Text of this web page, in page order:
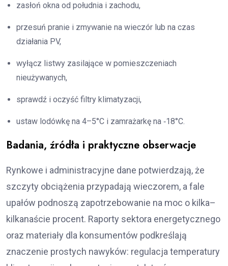
zasłoń okna od południa i zachodu,
przesuń pranie i zmywanie na wieczór lub na czas
działania PV,
wyłącz listwy zasilające w pomieszczeniach
nieużywanych,
sprawdź i oczyść filtry klimatyzacji,
ustaw lodówkę na 4–5°C i zamrażarkę na ‑18°C.
Badania, źródła i praktyczne obserwacje
Rynkowe i administracyjne dane potwierdzają, że
szczyty obciążenia przypadają wieczorem, a fale
upałów podnoszą zapotrzebowanie na moc o kilka–
kilkanaście procent. Raporty sektora energetycznego
oraz materiały dla konsumentów podkreślają
znaczenie prostych nawyków: regulacja temperatury